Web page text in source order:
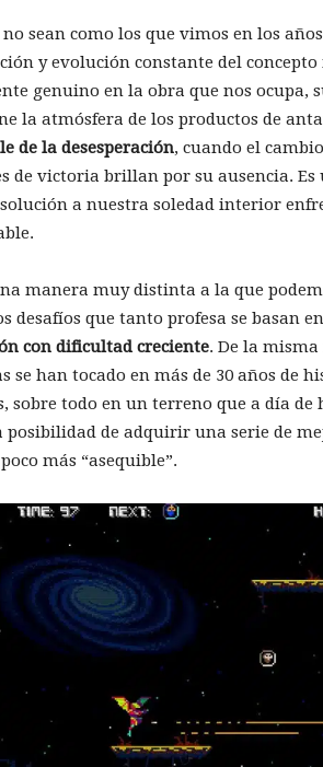
sean como los que vimos en los
y evolución constante del concepto
genuino en la obra que nos ocupa,
la atmósfera de los productos de
de la desesperación, cuando el
de victoria brillan por su ausencia. Es
a nuestra soledad interior
manera muy distinta a la que
desafíos que tanto profesa se basan
con dificultad creciente. De la
se han tocado en más de 30 años de
sobre todo en un terreno que a día de
de adquirir una serie de
más “asequible”.